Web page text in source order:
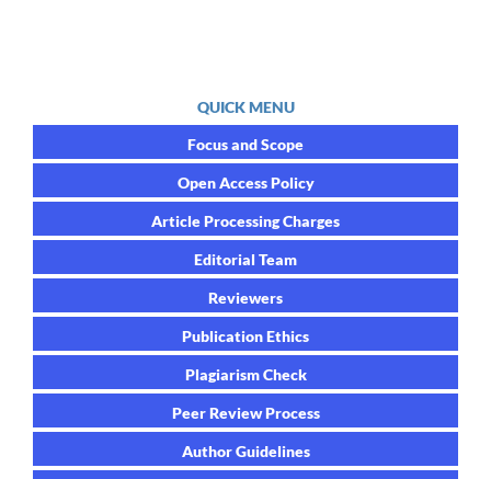
QUICK MENU
Focus and Scope
Open Access Policy
Article Processing Charges
Editorial Team
Reviewers
Publication Ethics
Plagiarism Check
Peer Review Process
Author Guidelines